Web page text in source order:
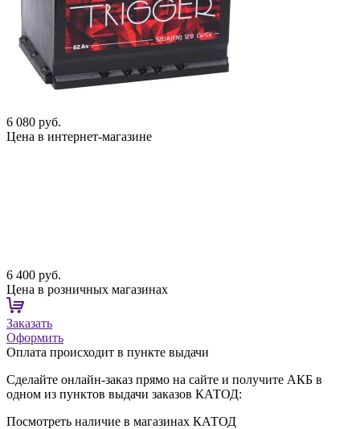
6 080 руб.
Цена в интернет-магазине
6 400 руб.
Цена в розничных магазинах
Заказать
Оформить
Оплата происходит в пункте выдачи
Сделайте онлайн-заказ прямо на сайте и получите АКБ в
одном из пунктов выдачи заказов КАТОД:
Посмотреть наличие в магазинах КАТОД